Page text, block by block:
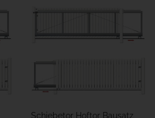
Schiebetor Hoftor Bausatz